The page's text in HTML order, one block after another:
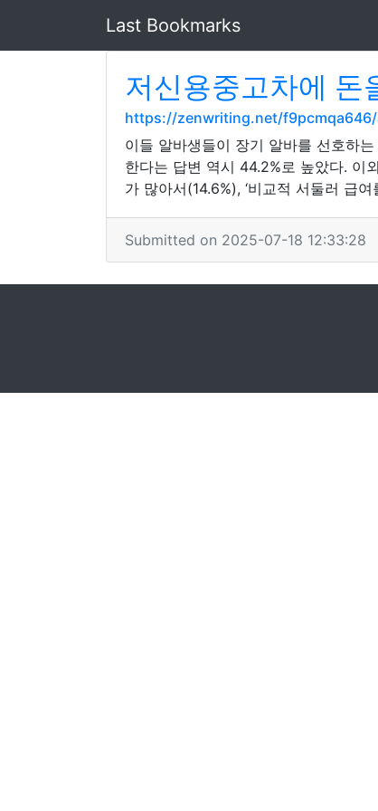
Last Bookmarks
저신용중고차에 돈
https://zenwriting.net/
이들 알바생들이 장기 알바를 선호하
한다는 답변 역시 44.2%로 높았다. 이
가 많아서(14.6%), ‘비교적 서둘러 급
Submitted on 2025-07-18 12:33:28